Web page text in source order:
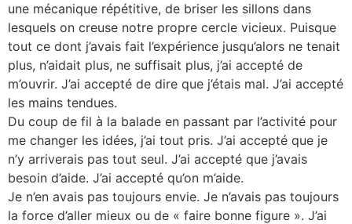
une mécanique répétitive, de briser les sillons dans
lesquels on creuse notre propre cercle vicieux. Puisque
tout ce dont j’avais fait l’expérience jusqu’alors ne tenait
plus, n’aidait plus, ne suffisait plus, j’ai accepté de
m’ouvrir. J’ai accepté de dire que j’étais mal. J’ai accepté
les mains tendues.
Du coup de fil à la balade en passant par l’activité pour
me changer les idées, j’ai tout pris. J’ai accepté que je
n’y arriverais pas tout seul. J’ai accepté que j’avais
besoin d’aide. J’ai accepté qu’on m’aide.
Je n’en avais pas toujours envie. Je n’avais pas toujours
la force d’aller mieux ou de « faire bonne figure ». J’ai